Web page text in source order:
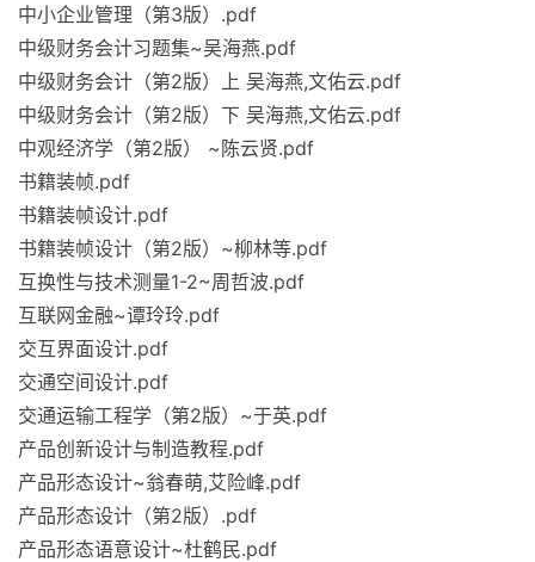
中小企业管理（第3版）.pdf
中级财务会计习题集~吴海燕.pdf
中级财务会计（第2版）上 吴海燕,文佑云.pdf
中级财务会计（第2版）下 吴海燕,文佑云.pdf
中观经济学（第2版） ~陈云贤.pdf
书籍装帧.pdf
书籍装帧设计.pdf
书籍装帧设计（第2版）~柳林等.pdf
互换性与技术测量1-2~周哲波.pdf
互联网金融~谭玲玲.pdf
交互界面设计.pdf
交通空间设计.pdf
交通运输工程学（第2版）~于英.pdf
产品创新设计与制造教程.pdf
产品形态设计~翁春萌,艾险峰.pdf
产品形态设计（第2版）.pdf
产品形态语意设计~杜鹤民.pdf